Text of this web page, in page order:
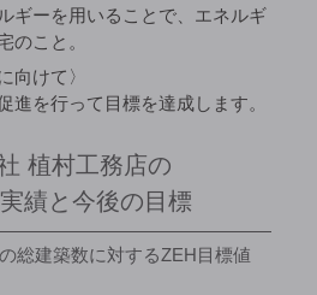
ギーを用いることで、エネルギ
のこと。
向けて〉
進を行って目標を達成します。
植村工務店の
績と今後の目標
総建築数に対するZEH目標値